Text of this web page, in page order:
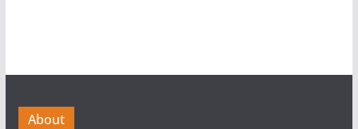
About